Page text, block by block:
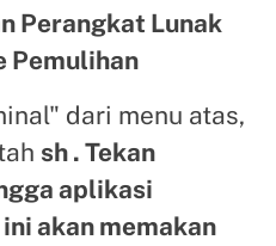
Perangkat Lunak
Pemulihan
dari menu atas,
sh . Tekan
aplikasi
akan memakan